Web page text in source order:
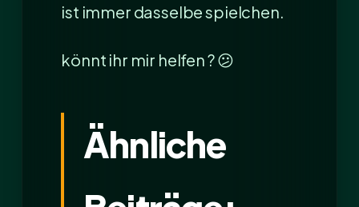
ist immer dasselbe spielchen.
könnt ihr mir helfen ? 😕
Ähnliche